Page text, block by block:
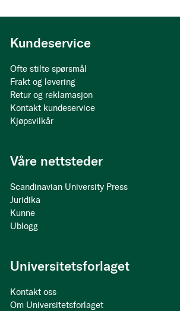
Kundeservice
Ofte stilte spørsmål
Frakt og levering
Retur og reklamasjon
Kontakt kundeservice
Kjøpsvilkår
Våre nettsteder
Scandinavian University Press
Juridika
Kunne
Ublogg
Universitetsforlaget
Kontakt oss
Om Universitetsforlaget